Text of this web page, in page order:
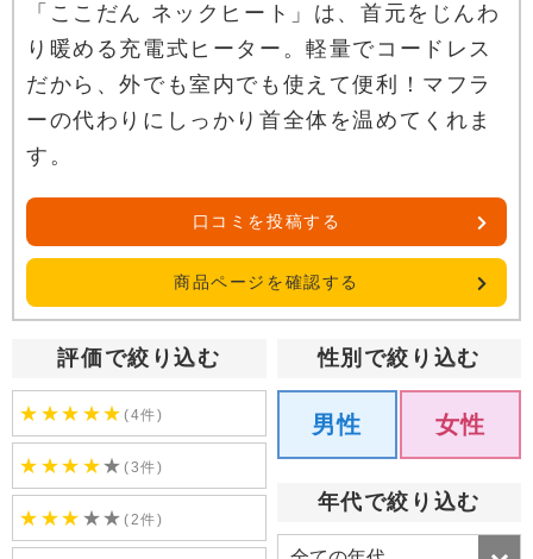
「ここだん ネックヒート」は、首元をじんわ
り暖める充電式ヒーター。軽量でコードレス
だから、外でも室内でも使えて便利！マフラ
ーの代わりにしっかり首全体を温めてくれま
す。
口コミを投稿する
商品ページを確認する
評価で絞り込む
★ ★★ ★★(4件)
★ ★★ ★★(3件)
★ ★★ ★★(2件)
性別で絞り込む
男性 女性
年代で絞り込む